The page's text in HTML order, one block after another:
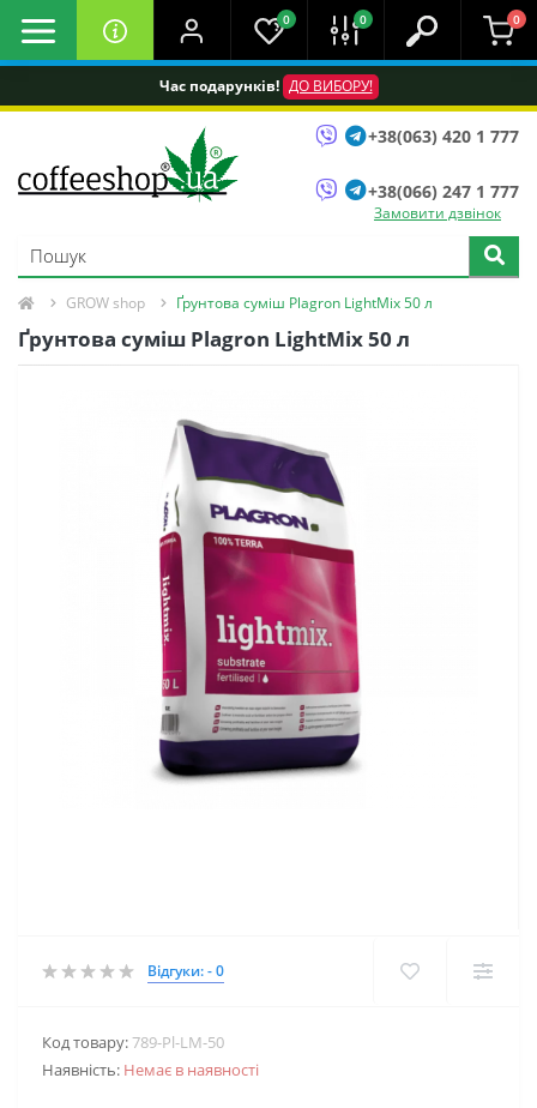
Час подарунків! ДО ВИБОРУ!
0 0 0
+38(063) 420 1 777
+38(066) 247 1 777
Замовити дзвінок
GROW shop Ґрунтова суміш Plagron LightMix 50 л
Ґрунтова суміш Plagron LightMix 50 л
Відгуки: - 0
Код товару:789-Pl-LM-50
Наявність: Немає в наявності